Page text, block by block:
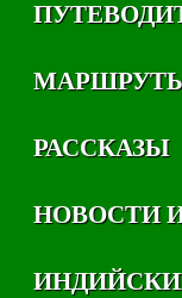
РАССКАЗЫ
НОВОСТИ